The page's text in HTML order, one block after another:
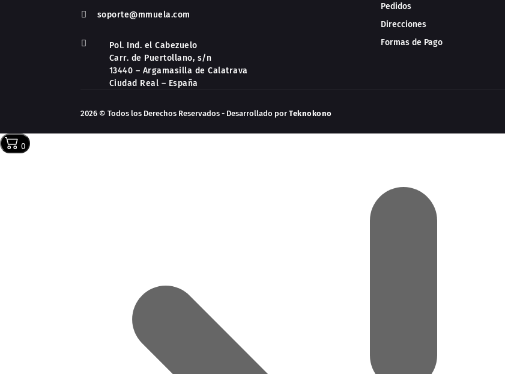
 soporte@mmuela.com

Pol. Ind. el Cabezuelo
Carr. de Puertollano, s/n
13440 – Argamasilla de Calatrava
Ciudad Real – España
Pedidos
Direcciones
Formas de Pago
2026 © Todos los Derechos Reservados - Desarrollado porTeknokono
0